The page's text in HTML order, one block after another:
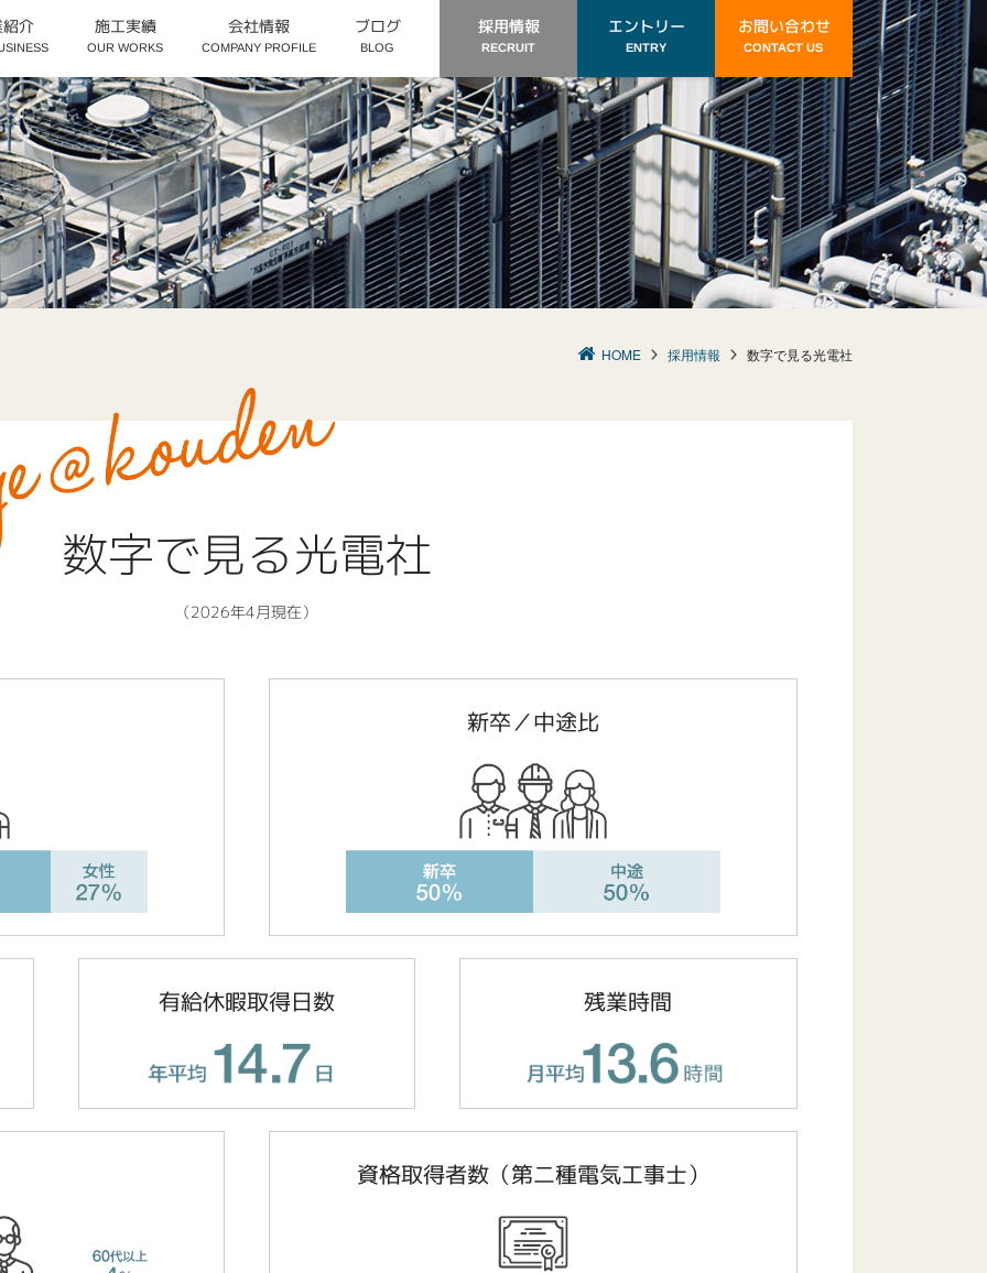
介 施工実績
OUR WORKS
会社情報
COMPANY PROFILE
ブログ
BLOG
採用情報
RECRUIT
エントリー
ENTRY
お問い合わせ
CONTACT US
HOME 採用情報 数字で見る光電社
数字で見る光電社
（2026年4月現在）
新卒／中途比
有給休暇取得日数 残業時間
資格取得者数（第二種電気工事士）